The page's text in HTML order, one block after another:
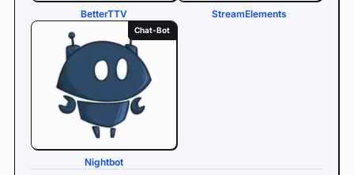
BetterTTV StreamElements
Chat-Bot
Nightbot